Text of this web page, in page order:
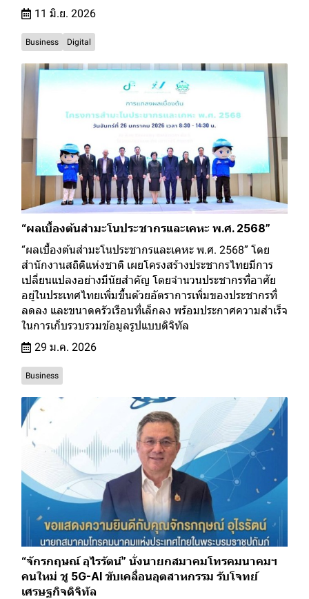
11 มิ.ย. 2026
Business Digital
“ผลเบื้องต้นสำมะโนประชากรและเคหะ พ.ศ. 2568”
“ผลเบื้องต้นสำมะโนประชากรและเคหะ พ.ศ. 2568” โดย
สำนักงานสถิติแห่งชาติ เผยโครงสร้างประชากรไทยมีการ
เปลี่ยนแปลงอย่างมีนัยสำคัญ โดยจำนวนประชากรที่อาศัย
อยู่ในประเทศไทยเพิ่มขึ้นด้วยอัตราการเพิ่มของประชากรที่
ลดลง และขนาดครัวเรือนที่เล็กลง พร้อมประกาศความสำเร็จ
ในการเก็บรวบรวมข้อมูลรูปแบบดิจิทัล
29 ม.ค. 2026
Business
“จักรกฤษณ์ อุไรรัตน์” นั่งนายกสมาคมโทรคมนาคมฯ
คนใหม่ ชู 5G-AI ขับเคลื่อนอุตสาหกรรม รับโจทย์
เศรษฐกิจดิจิทัล